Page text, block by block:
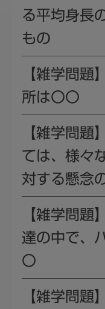
る平均身長
もの
【雑学問題
所は〇〇
【雑学問題
ては、様々
対する懸念
【雑学問題
達の中で、
〇
【雑学問題